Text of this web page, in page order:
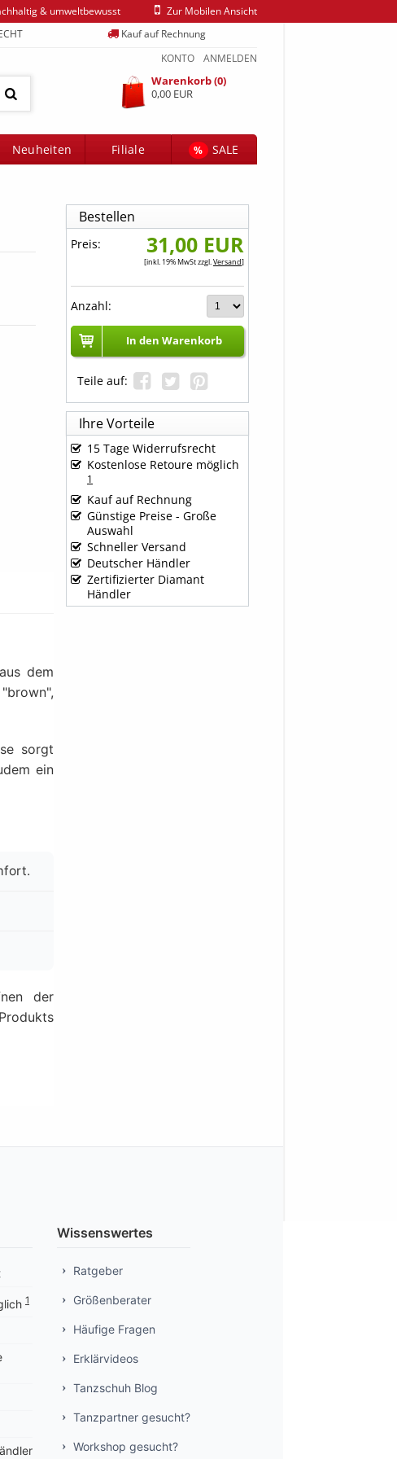
& umweltbewusst
Zur Mobilen Ansicht
Kauf auf Rechnung
ANMELDEN
KONTO
Warenkorb (0)
0,00 EUR
Neuheiten Filiale %
SALE
dem
sorgt
ein
der
Bestellen
Preis: 31,00 EUR
[inkl. 19% MwSt zzgl.Versand]
Anzahl:
In den Warenkorb
Teile auf:
Ihre Vorteile
15 Tage Widerrufsrecht
Kostenlose Retoure möglich
1
Kauf auf Rechnung
Günstige Preise - Große
Auswahl
Schneller Versand
Deutscher Händler
Zertifizierter Diamant
Händler
1
Wissenswertes
Ratgeber
Größenberater
Häufige Fragen
Erklärvideos
Tanzschuh Blog
Tanzpartner gesucht?
Workshop gesucht?